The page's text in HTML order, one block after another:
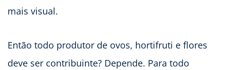
mais visual.
Então todo produtor de ovos, hortifruti e flores
deve ser contribuinte? Depende. Para todo